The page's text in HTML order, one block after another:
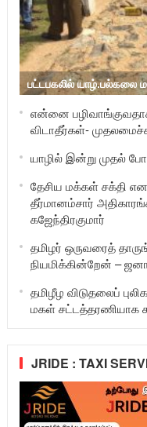
பட்டபகலில்
என்னை
விடாதீர்கள்-
யாழில் இன்று முதல்
தேசிய மக்கள் சக்தி
தீர்மானம்சார்
கஜேந்திரகுமார்
தமிழர் ஒருவரைத்
நியமிக்கின்றேன் –
தமிழீழ விடுதலைப்
மகள் சட்டத்தரணியாக
JRIDE : TAXI